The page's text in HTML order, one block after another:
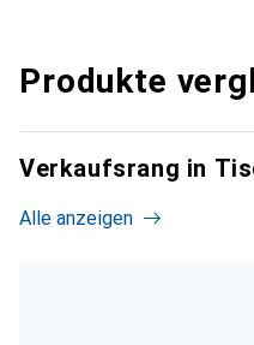
Produkte
Verkaufsrang in
Alle anzeigen